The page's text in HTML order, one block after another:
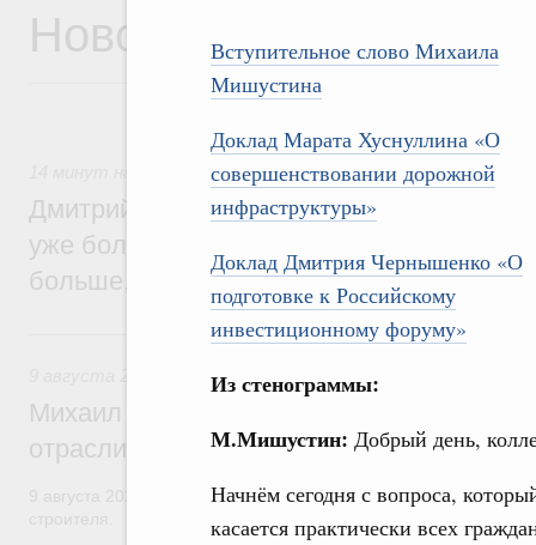
Вступительное слово Михаила
Мишустина
Доклад Марата Хуснуллина «О
совершенствовании дорожной
инфраструктуры»
Доклад Дмитрия Чернышенко «О
подготовке к Российскому
инвестиционному форуму»
Из стенограммы:
М.Мишустин: Добрый день,
Начнём сегодня с вопроса,
касается практически всех
Новости
Среднее профессиональное образование
Дмитрий Чернышенко: В колледжи и
уже более 3,2 млн заявлений –
больше, чем за аналогичный период
Вчера
Регулирование в сфере строительства
Михаил Мишустин поздравил
отрасли с профессиональным
9 августа 2026 года отмечается профессиональный праздник